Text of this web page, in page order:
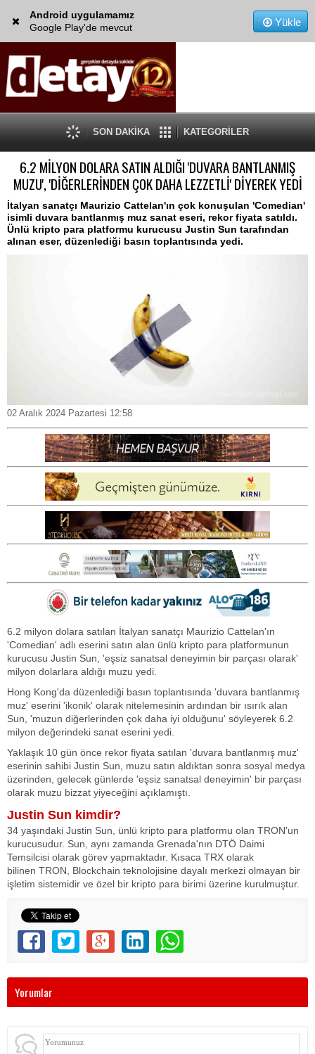
Android uygulamamız
Google Play'de mevcut
Yükle
SON DAKİKA KATEGORİLER
6.2 MİLYON DOLARA SATIN ALDIĞI 'DUVARA BANTLANMIŞ
MUZU', 'DİĞERLERİNDEN ÇOK DAHA LEZZETLİ' DİYEREK YEDİ
İtalyan sanatçı Maurizio Cattelan'ın çok konuşulan 'Comedian'
isimli duvara bantlanmış muz sanat eseri, rekor fiyata satıldı.
Ünlü kripto para platformu kurucusu Justin Sun tarafından
alınan eser, düzenlediği basın toplantısında yedi.
02 Aralık 2024 Pazartesi 12:58
6.2 milyon dolara satılan İtalyan sanatçı Maurizio Cattelan'ın
'Comedian' adlı eserini satın alan ünlü kripto para platformunun
kurucusu Justin Sun, 'eşsiz sanatsal deneyimin bir parçası olarak'
milyon dolarlara aldığı muzu yedi.
Hong Kong'da düzenlediği basın toplantısında 'duvara bantlanmış
muz' eserini 'ikonik' olarak nitelemesinin ardından bir ısırık alan
Sun, 'muzun diğerlerinden çok daha iyi olduğunu' söyleyerek 6.2
milyon değerindeki sanat eserini yedi.
Yaklaşık 10 gün önce rekor fiyata satılan 'duvara bantlanmış muz'
eserinin sahibi Justin Sun, muzu satın aldıktan sonra sosyal medya
üzerinden, gelecek günlerde 'eşsiz sanatsal deneyimin' bir parçası
olarak muzu bizzat yiyeceğini açıklamıştı.
Justin Sun kimdir?
34 yaşındaki Justin Sun, ünlü kripto para platformu olan TRON'un
kurucusudur. Sun, aynı zamanda Grenada'nın DTÖ Daimi
Temsilcisi olarak görev yapmaktadır. Kısaca TRX olarak
bilinen TRON, Blockchain teknolojisine dayalı merkezi olmayan bir
işletim sistemidir ve özel bir kripto para birimi üzerine kurulmuştur.
Yorumlar